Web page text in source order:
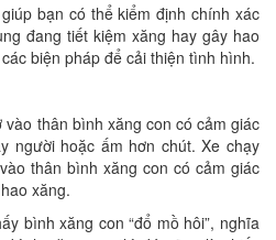
bạn có thể kiểm định chính xác
đang tiết kiệm xăng hay gây hao
biện pháp để cải thiện tình hình.
thân bình xăng con có cảm giác
người hoặc ấm hơn chút. Xe chạy
thân bình xăng con có cảm giác
xăng.
bình xăng con “đổ mồ hôi”, nghĩa